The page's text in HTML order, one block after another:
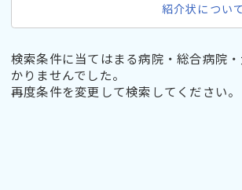
紹介状につい
検索条件に当てはまる病院・総合病院
かりませんでした。
再度条件を変更して検索してください。